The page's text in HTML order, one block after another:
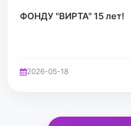
ФОНДУ "ВИРТА" 15 лет!
2026-05-18